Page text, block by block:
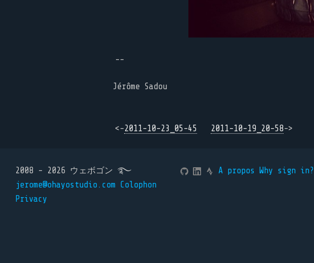
--
Jérôme Sadou
<-2011-10-23_05-45 2011-10-19_20-58->
2008 - 2026 ウェボゴン ࿐
jerome@ohayostudio.com Colophon
Privacy
A propos Why sign in?